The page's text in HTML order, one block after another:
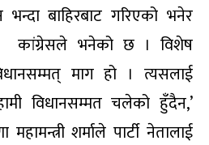
बाहिरबाट गरिएको भनेर
कांग्रेसले भनेको छ । विशेष
माग हो । त्यसलाई
विधानसम्मत चलेको हुँदैन,’
शर्माले पार्टी नेतालाई